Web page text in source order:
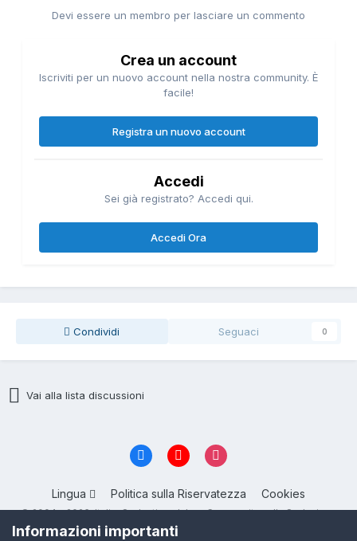
Devi essere un membro per lasciare un commento
Crea un account
Iscriviti per un nuovo account nella nostra community. È
facile!
Registra un nuovo account
Accedi
Sei già registrato? Accedi qui.
Accedi Ora
Condividi Seguaci 0
Vai alla lista discussioni
Lingua Politica sulla Riservatezza Cookies
© 2004 - 2026, ItalianSeduction.club — Community sulla Seduzione
numero 1 in Italia
Informazioni importanti